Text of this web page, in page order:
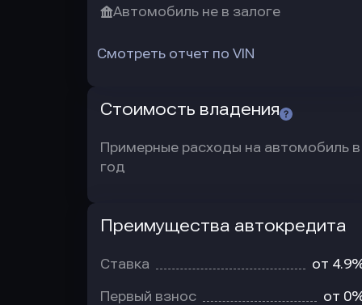
Автомобиль не в залоге
Смотреть отчет по VIN
Стоимость владения
Примерные расходы на автомобиль в
год
Преимущества автокредита
Ставка от
Первый взнос от